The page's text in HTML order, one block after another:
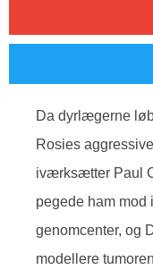
Da dyrlægerne
Rosies
iværksætter Paul
pegede ham mod
genomcenter, og
modellere